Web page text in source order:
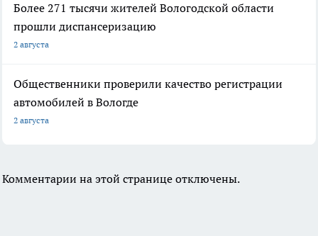
Более 271 тысячи жителей Вологодской области
прошли диспансеризацию
2 августа
Общественники проверили качество регистрации
автомобилей в Вологде
2 августа
Комментарии на этой странице отключены.